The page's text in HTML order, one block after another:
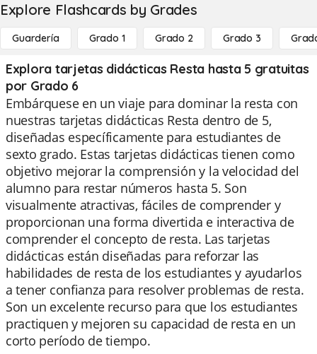
Explore Flashcards by Grades
Guardería Grado 1 Grado 2 Grado 3
Explora tarjetas didácticas Resta hasta 5 gratuitas
por Grado 6
Embárquese en un viaje para dominar la resta con
nuestras tarjetas didácticas Resta dentro de 5,
diseñadas específicamente para estudiantes de
sexto grado. Estas tarjetas didácticas tienen como
objetivo mejorar la comprensión y la velocidad del
alumno para restar números hasta 5. Son
visualmente atractivas, fáciles de comprender y
proporcionan una forma divertida e interactiva de
comprender el concepto de resta. Las tarjetas
didácticas están diseñadas para reforzar las
habilidades de resta de los estudiantes y ayudarlos
a tener confianza para resolver problemas de resta.
Son un excelente recurso para que los estudiantes
practiquen y mejoren su capacidad de resta en un
corto período de tiempo.